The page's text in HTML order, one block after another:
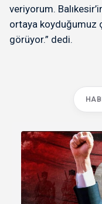
veriyorum.
ortaya koyduğumuz
görüyor.” dedi.